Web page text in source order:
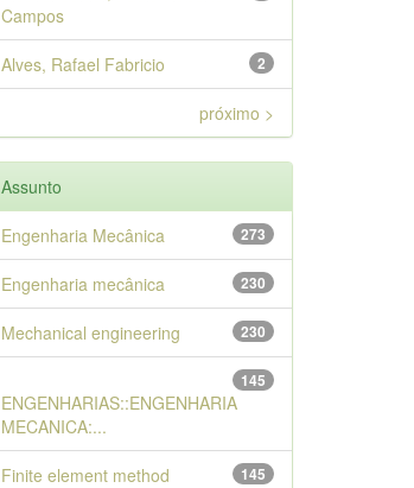
Campos
2
Alves, Rafael Fabricio
próximo >
Assunto
273
Engenharia Mecânica
230
Engenharia mecânica
230
Mechanical engineering
145
ENGENHARIAS::ENGENHARIA
MECANICA:...
145
Finite element method